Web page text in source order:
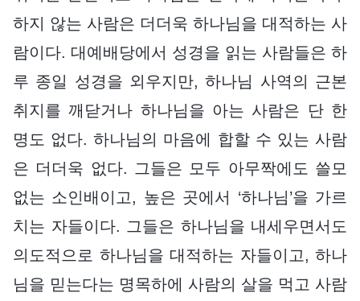
하지 않는 사람은 더더욱 하나님을 대적하는 사
람이다. 대예배당에서 성경을 읽는 사람들은 하
루 종일 성경을 외우지만, 하나님 사역의 근본
취지를 깨닫거나 하나님을 아는 사람은 단 한
명도 없다. 하나님의 마음에 합할 수 있는 사람
은 더더욱 없다. 그들은 모두 아무짝에도 쓸모
없는 소인배이고, 높은 곳에서 ‘하나님’을 가르
치는 자들이다. 그들은 하나님을 내세우면서도
의도적으로 하나님을 대적하는 자들이고, 하나
님을 믿는다는 명목하에 사람의 살을 먹고 사람